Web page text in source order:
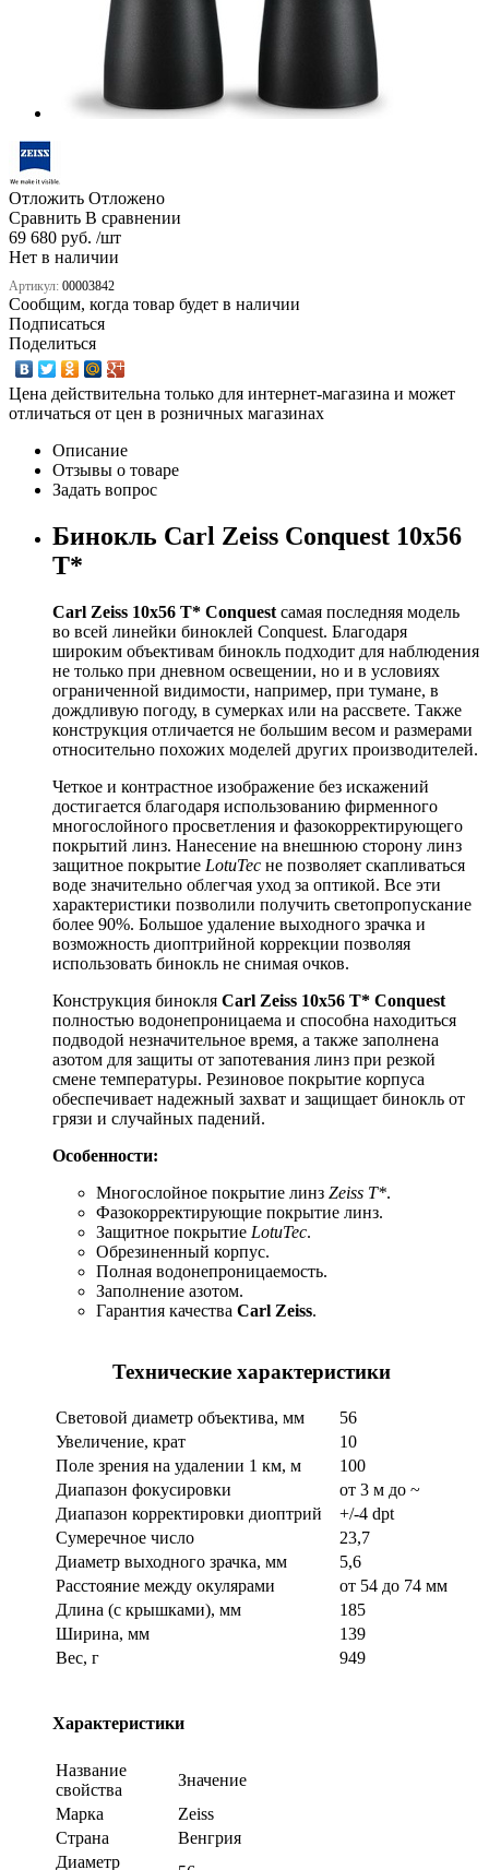
Отложить Отложено
Сравнить В сравнении
69 680 руб. /шт
Нет в наличии
Артикул: 00003842
Сообщим, когда товар будет в наличии
Подписаться
Поделиться
Цена действительна только для интернет-магазина и может
отличаться от цен в розничных магазинах
Описание
Отзывы о товаре
Задать вопрос
Бинокль Carl Zeiss Conquest 10x56
T*
Carl Zeiss 10x56 T* Conquest самая последняя модель
во всей линейки биноклей Conquest. Благодаря
широким объективам бинокль подходит для наблюдения
не только при дневном освещении, но и в условиях
ограниченной видимости, например, при тумане, в
дождливую погоду, в сумерках или на рассвете. Также
конструкция отличается не большим весом и размерами
относительно похожих моделей других производителей.
Четкое и контрастное изображение без искажений
достигается благодаря использованию фирменного
многослойного просветления и фазокорректирующего
покрытий линз. Нанесение на внешнюю сторону линз
защитное покрытие LotuTec не позволяет скапливаться
воде значительно облегчая уход за оптикой. Все эти
характеристики позволили получить светопропускание
более 90%. Большое удаление выходного зрачка и
возможность диоптрийной коррекции позволяя
использовать бинокль не снимая очков.
Конструкция бинокля Carl Zeiss 10x56 T* Conquest
полностью водонепроницаема и способна находиться
подводой незначительное время, а также заполнена
азотом для защиты от запотевания линз при резкой
смене температуры. Резиновое покрытие корпуса
обеспечивает надежный захват и защищает бинокль от
грязи и случайных падений.
Особенности:
Многослойное покрытие линз Zeiss T*.
Фазокорректирующие покрытие линз.
Защитное покрытие LotuTec.
Обрезиненный корпус.
Полная водонепроницаемость.
Заполнение азотом.
Гарантия качества Carl Zeiss.
Технические характеристики
Световой диаметр объектива, мм
56
Увеличение, крат
10
Поле зрения на удалении 1 км, м
100
Диапазон фокусировки
от 3 м до ~
Диапазон корректировки диоптрий
+/-4 dpt
Сумеречное число
23,7
Диаметр выходного зрачка, мм
5,6
Расстояние между окулярами
от 54 до 74 мм
Длина (с крышками), мм
185
Ширина, мм
139
Вес, г
949
Характеристики
Название
свойства
Значение
Марка
Zeiss
Страна
Венгрия
Диаметр